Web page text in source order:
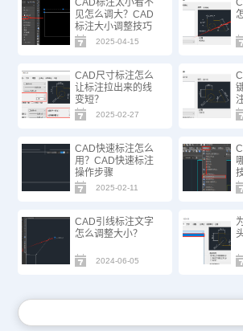
见怎么调大？CAD
标注大小调整技巧
2025-04-15
CAD尺寸标注怎么
让标注拉出来的线
变短？
2025-02-27
CAD快速标注怎么
用？CAD快速标注
操作步骤
2025-02-11
CAD引线标注文字
怎么调整大小？
2024-06-05